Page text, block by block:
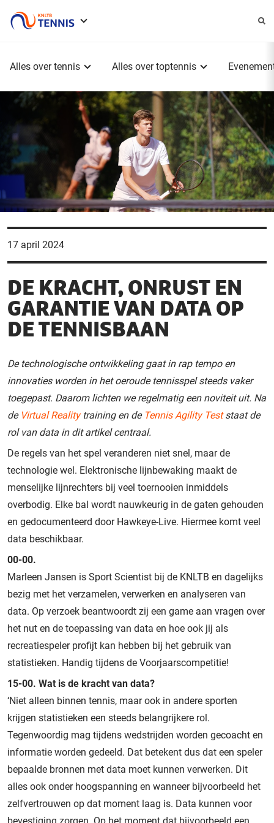
Alles over tennis Alles over toptennis
17 april 2024
DE KRACHT, ONRUST EN
GARANTIE VAN DATA OP
DE TENNISBAAN
De technologische ontwikkeling gaat in rap tempo en
innovaties worden in het oeroude tennisspel steeds vaker
toegepast. Daarom lichten we regelmatig een noviteit uit. Na
de Virtual Realitytraining en de Tennis Agility Teststaat de
rol van data in dit artikel centraal.
De regels van het spel veranderen niet snel, maar de
technologie wel. Elektronische lijnbewaking maakt de
menselijke lijnrechters bij veel toernooien inmiddels
overbodig. Elke bal wordt nauwkeurig in de gaten gehouden
en gedocumenteerd door Hawkeye-Live. Hiermee komt veel
data beschikbaar.
00-00.
Marleen Jansen is Sport Scientist bij de KNLTB en dagelijks
bezig met het verzamelen, verwerken en analyseren van
data. Op verzoek beantwoordt zij een game aan vragen over
het nut en de toepassing van data en hoe ook jij als
recreatiespeler profijt kan hebben bij het gebruik van
statistieken. Handig tijdens de Voorjaarscompetitie!
15-00. Wat is de kracht van data?
‘Niet alleen binnen tennis, maar ook in andere sporten
krijgen statistieken een steeds belangrijkere rol.
Tegenwoordig mag tijdens wedstrijden worden gecoacht en
informatie worden gedeeld. Dat betekent dus dat een speler
bepaalde bronnen met data moet kunnen verwerken. Dit
alles ook onder hoogspanning en wanneer bijvoorbeeld het
zelfvertrouwen op dat moment laag is. Data kunnen voor
bevestiging zorgen. Op het moment dat bijvoorbeeld een